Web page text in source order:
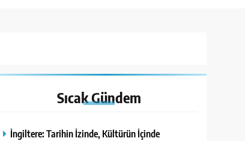
SıcakGündem
İngiltere: Tarihin İzinde, Kültürün İçinde